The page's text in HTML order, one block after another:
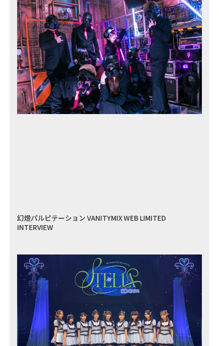
幻燈パルピテーション VANITYMIX WEB LIMITED
INTERVIEW